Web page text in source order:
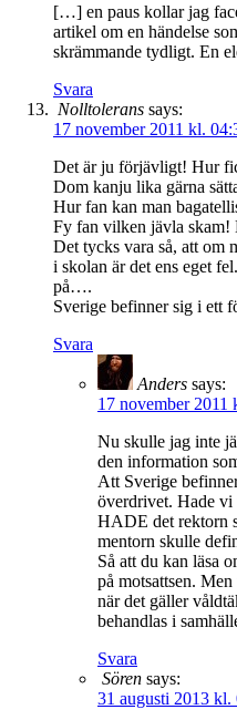
[…] en paus kollar jag
artikel om en händelse
skrämmande tydligt. En
Svara
Nolltolerans says:
17 november 2011 kl.
Det är ju förjävligt! Hur
Dom kanju lika gärna
Hur fan kan man
Fy fan vilken jävla
Det tycks vara så, att om
i skolan är det ens eget
på….
Sverige befinner sig i ett
Svara
Anders says:
17 november 2011
Nu skulle jag inte
den information
Att Sverige
överdrivet. Hade vi
HADE det rektorn
mentorn skulle
Så att du kan läsa
på motsattsen.
när det gäller
behandlas i
Svara
Sören says:
31 augusti 2013 kl.